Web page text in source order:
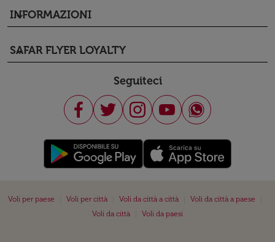
INFORMAZIONI
keyboard_arrow_down
SAFAR FLYER LOYALTY
keyboard_arrow_down
Seguiteci
Voli per paese Voli per città Voli da città a città Voli da città a paese
Voli da città
Voli da paesi